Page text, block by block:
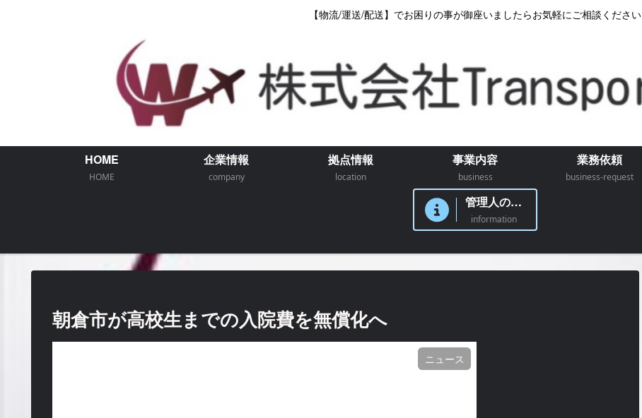
【物流/運送/配送】でお困りの事が御座いましたらお気軽にご相談ください
HOME
HOME
企業情報
company
拠点情報
location
事業内容
business
業務依頼
business-request
管理人のつぶやき
information
朝倉市が高校生までの入院費を無償化へ
ニュース